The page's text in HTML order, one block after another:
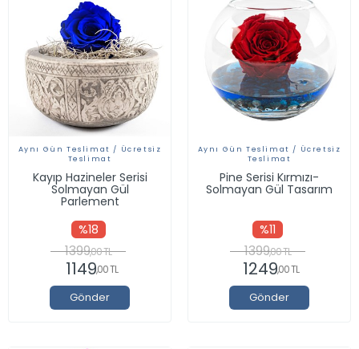
Aynı Gün Teslimat / Ücretsiz
Teslimat
Kayıp Hazineler Serisi
Solmayan Gül
Parlement
%18
1399,00 TL
1149,00 TL
Gönder
Aynı Gün Teslimat / Ücretsiz
Teslimat
Pine Serisi Kırmızı-
Solmayan Gül Tasarım
%11
1399,00 TL
1249,00 TL
Gönder